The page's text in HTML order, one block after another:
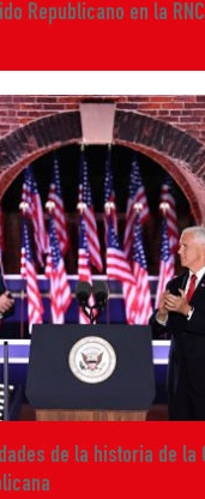
Republicano en la RNC
de la historia de la